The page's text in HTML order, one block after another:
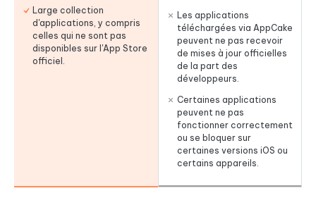
Large collection
d'applications, y compris
celles qui ne sont pas
disponibles sur l'App Store
officiel.
Les applications
téléchargées via AppCake
peuvent ne pas recevoir
de mises à jour officielles
de la part des
développeurs.
Certaines applications
peuvent ne pas
fonctionner correctement
ou se bloquer sur
certaines versions iOS ou
certains appareils.